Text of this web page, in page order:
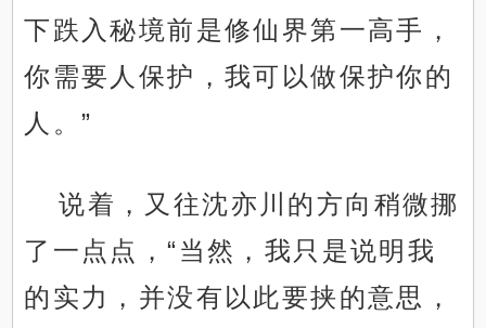
下跌入秘境前是修仙界第一高手，
你需要人保护，我可以做保护你的
人。”
说着，又往沈亦川的方向稍微挪
了一点点，“当然，我只是说明我
的实力，并没有以此要挟的意思，